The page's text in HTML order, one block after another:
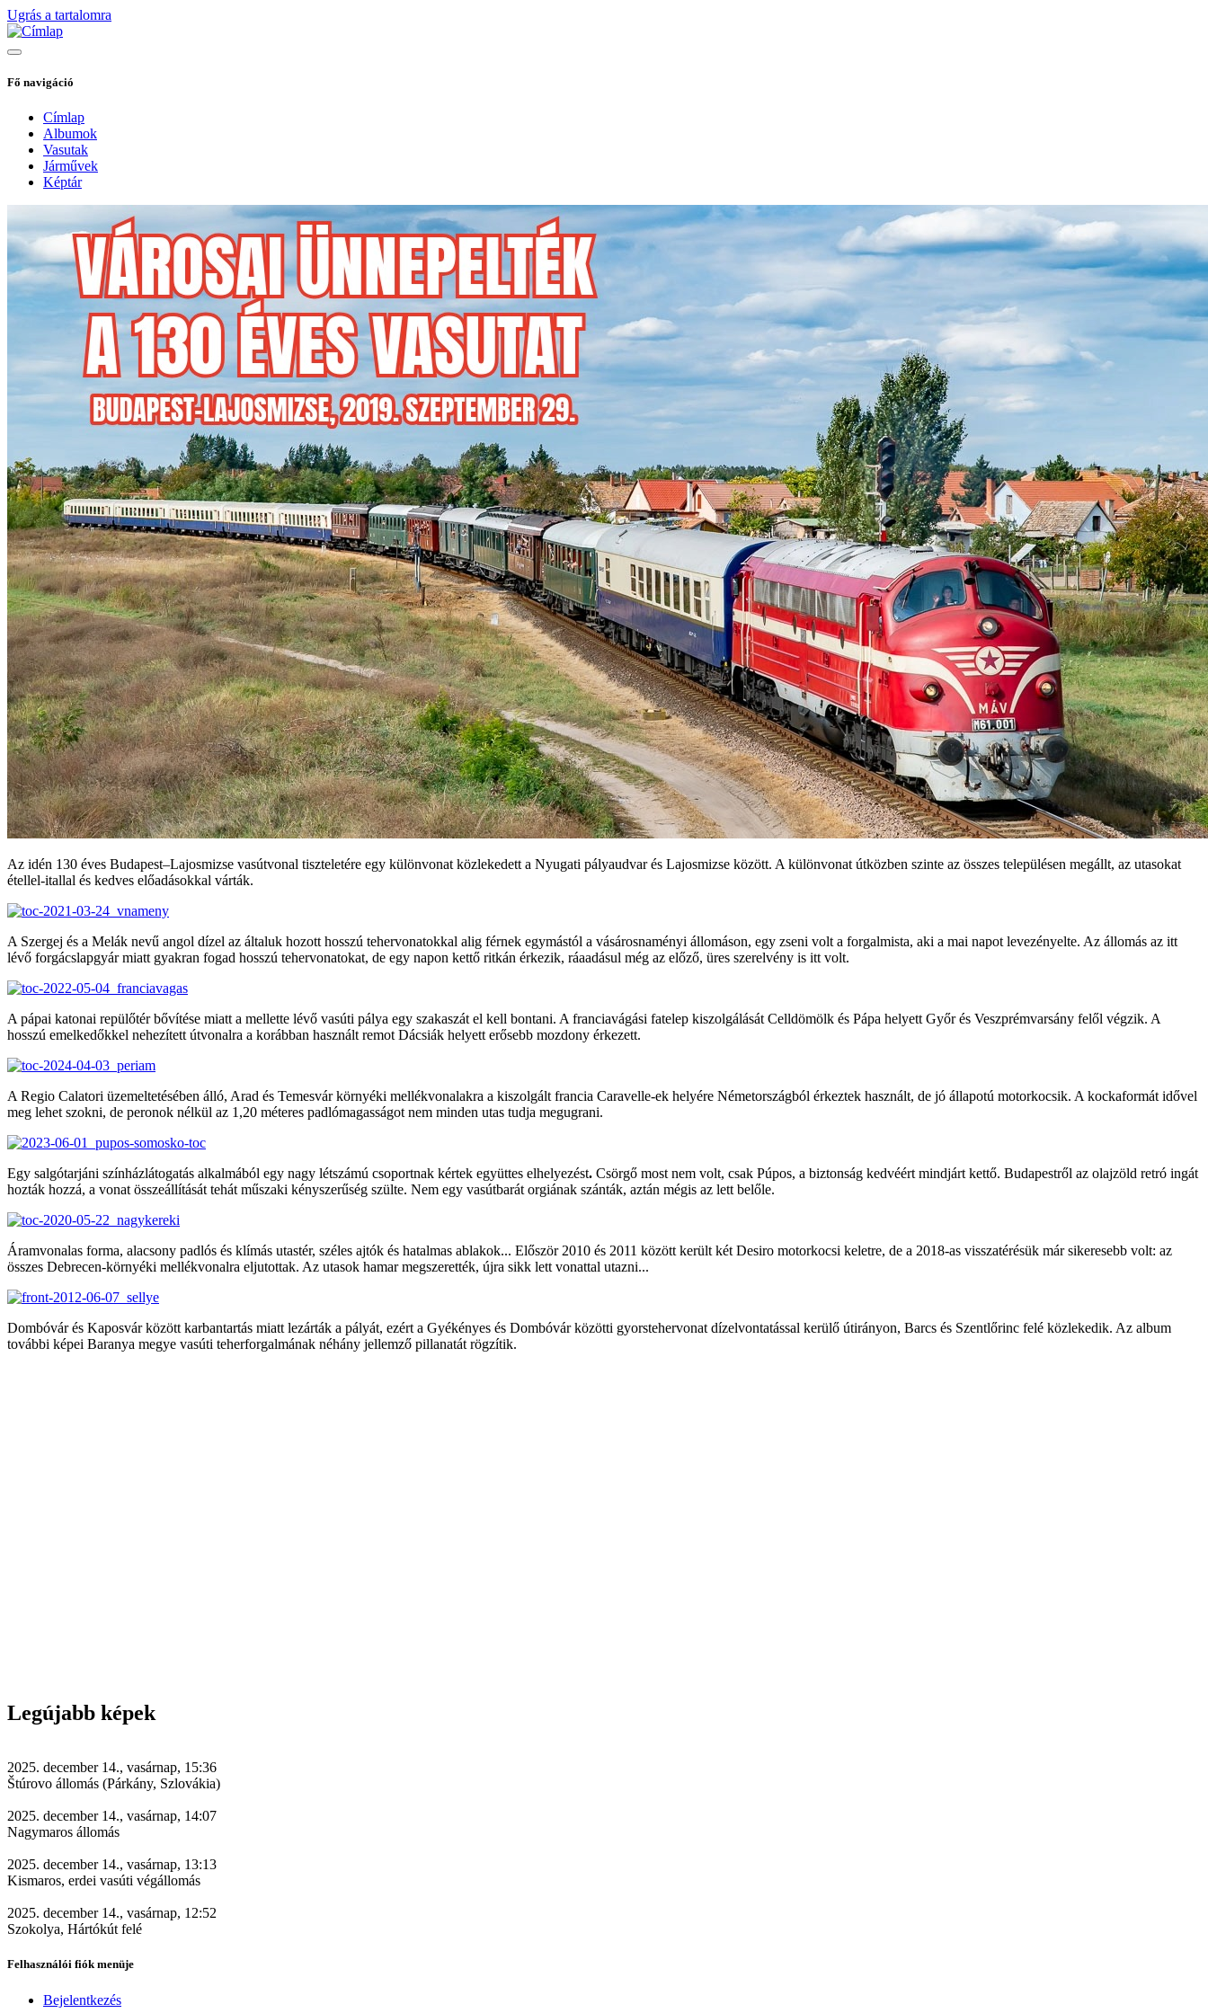
Ugrás a tartalomra
Fő navigáció
Címlap
Albumok
Vasutak
Járművek
Képtár
Az idén 130 éves Budapest–Lajosmizse vasútvonal tiszteletére egy különvonat közlekedett a Nyugati pályaudvar és Lajosmizse között. A különvonat útközben szinte az összes településen megállt, az utasokat
étellel-itallal és kedves előadásokkal várták.
A Szergej és a Melák nevű angol dízel az általuk hozott hosszú tehervonatokkal alig férnek egymástól a vásárosnaményi állomáson, egy zseni volt a forgalmista, aki a mai napot levezényelte. Az állomás az itt
lévő forgácslapgyár miatt gyakran fogad hosszú tehervonatokat, de egy napon kettő ritkán érkezik, ráaadásul még az előző, üres szerelvény is itt volt.
A pápai katonai repülőtér bővítése miatt a mellette lévő vasúti pálya egy szakaszát el kell bontani. A franciavágási fatelep kiszolgálását Celldömölk és Pápa helyett Győr és Veszprémvarsány felől végzik. A
hosszú emelkedőkkel nehezített útvonalra a korábban használt remot Dácsiák helyett erősebb mozdony érkezett.
A Regio Calatori üzemeltetésében álló, Arad és Temesvár környéki mellékvonalakra a kiszolgált francia Caravelle-ek helyére Németországból érkeztek használt, de jó állapotú motorkocsik. A kockaformát idővel
meg lehet szokni, de peronok nélkül az 1,20 méteres padlómagasságot nem minden utas tudja megugrani.
Egy salgótarjáni színházlátogatás alkalmából egy nagy létszámú csoportnak kértek együttes elhelyezést. Csörgő most nem volt, csak Púpos, a biztonság kedvéért mindjárt kettő. Budapestről az olajzöld retró ingát
hozták hozzá, a vonat összeállítását tehát műszaki kényszerűség szülte. Nem egy vasútbarát orgiának szánták, aztán mégis az lett belőle.
Áramvonalas forma, alacsony padlós és klímás utastér, széles ajtók és hatalmas ablakok... Először 2010 és 2011 között került két Desiro motorkocsi keletre, de a 2018-as visszatérésük már sikeresebb volt: az
összes Debrecen-környéki mellékvonalra eljutottak. Az utasok hamar megszerették, újra sikk lett vonattal utazni...
Dombóvár és Kaposvár között karbantartás miatt lezárták a pályát, ezért a Gyékényes és Dombóvár közötti gyorstehervonat dízelvontatással kerülő útirányon, Barcs és Szentlőrinc felé közlekedik. Az album
további képei Baranya megye vasúti teherforgalmának néhány jellemző pillanatát rögzítik.
Legújabb képek
2025. december 14., vasárnap, 15:36
Štúrovo állomás (Párkány, Szlovákia)
2025. december 14., vasárnap, 14:07
Nagymaros állomás
2025. december 14., vasárnap, 13:13
Kismaros, erdei vasúti végállomás
2025. december 14., vasárnap, 12:52
Szokolya, Hártókút felé
Felhasználói fiók menüje
Bejelentkezés